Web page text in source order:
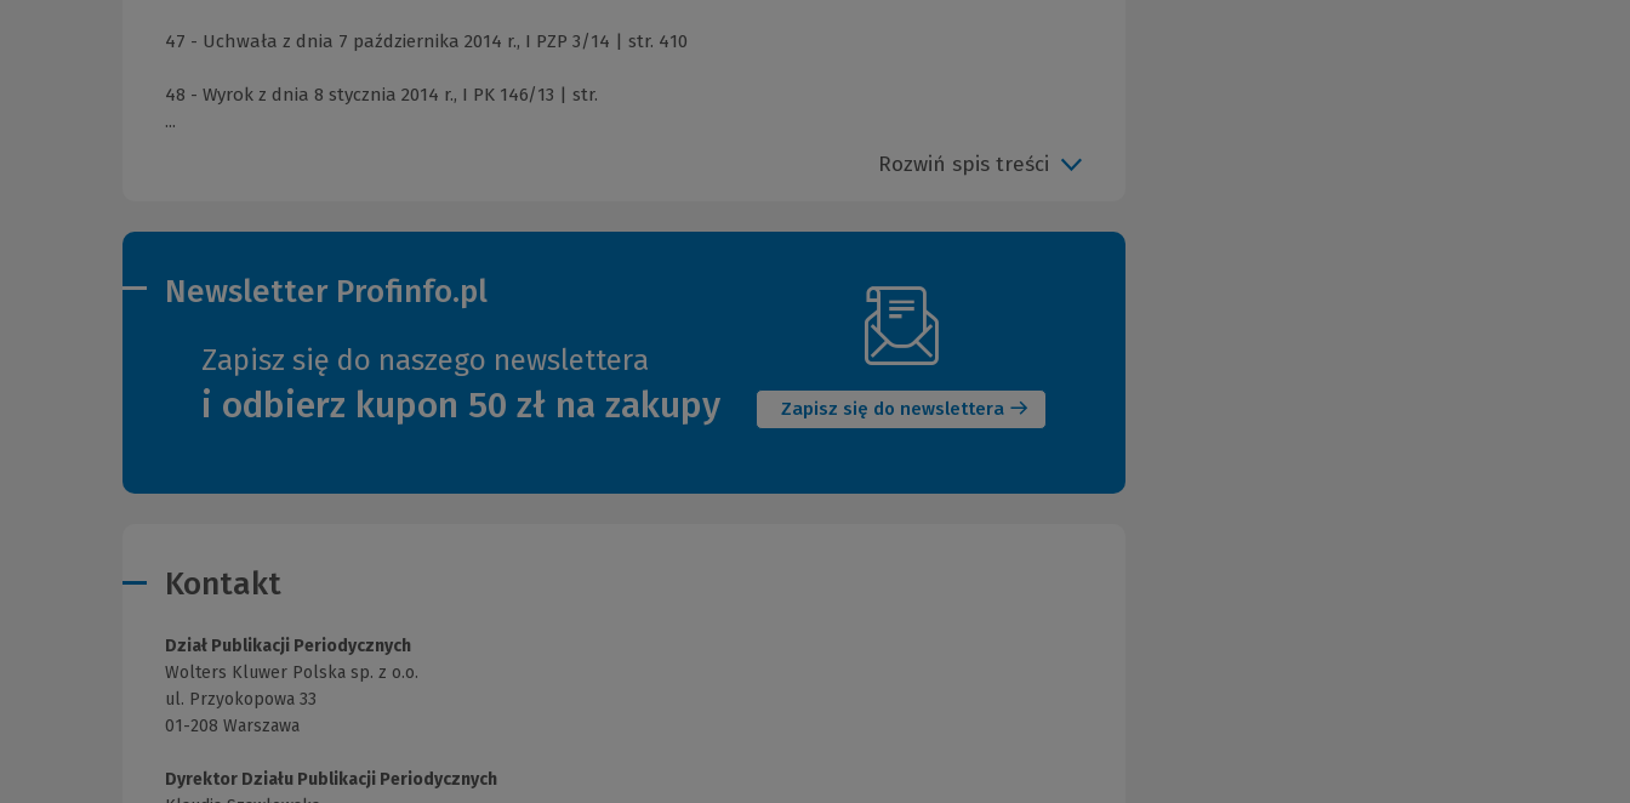
47 - Uchwała z dnia 7 października 2014 r., I PZP 3/14 | str. 410
48 - Wyrok z dnia 8 stycznia 2014 r., I PK 146/13 | str.
...
Rozwiń spis treści
Newsletter Profinfo.pl
Zapisz się do naszego newslettera
i odbierz kupon 50 zł na zakupy Zapisz się do newslettera
okno)
Kontakt
Dział Publikacji Periodycznych
Wolters Kluwer Polska sp. z o.o.
ul. Przyokopowa 33
01-208 Warszawa
Dyrektor Działu Publikacji Periodycznych